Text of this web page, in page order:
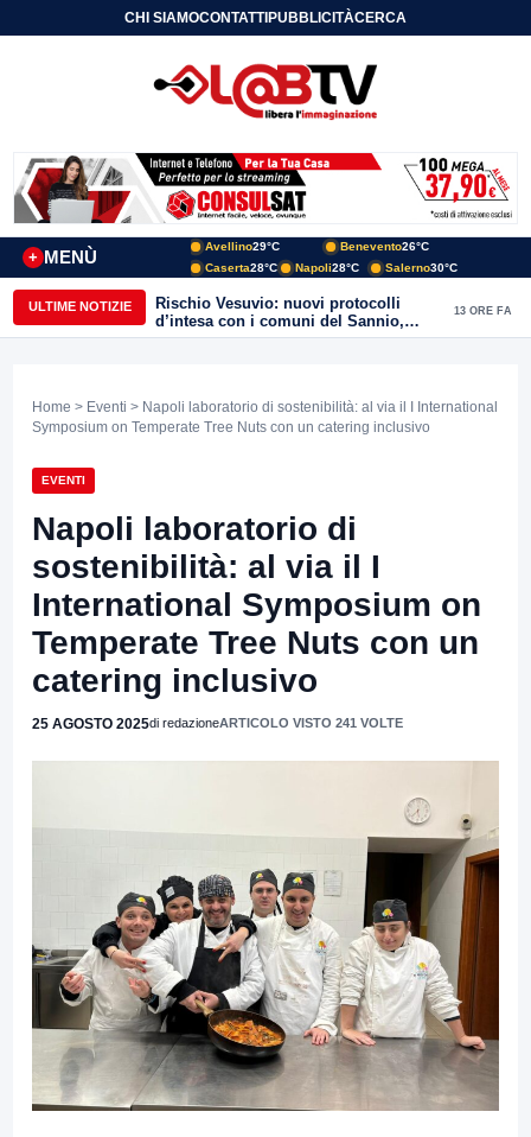
CHI SIAMOCONTATTIPUBBLICITÀCERCA
MENÙ
+
Avellino29°C Benevento26°C
Caserta28°C Napoli28°C Salerno30°C
ULTIME NOTIZIE
Rischio Vesuvio: nuovi protocolli
d’intesa con i comuni del Sannio,
firmato il protocollo con Arpaise
13 ORE FA
Home > Eventi > Napoli laboratorio di sostenibilità: al via il I International
Symposium on Temperate Tree Nuts con un catering inclusivo
EVENTI
Napoli laboratorio di
sostenibilità: al via il I
International Symposium on
Temperate Tree Nuts con un
catering inclusivo
25 AGOSTO 2025di redazioneARTICOLO VISTO 241 VOLTE